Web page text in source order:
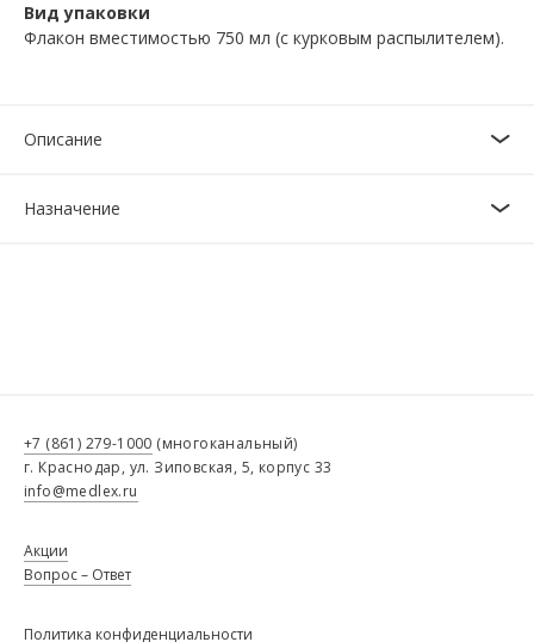
Вид упаковки
Флакон вместимостью 750 мл (с курковым распылителем).
Описание
Назначение
+7 (861) 279-1000 (многоканальный)
г. Краснодар, ул. Зиповская, 5, корпус 33
info@medlex.ru
Акции
Вопрос – Ответ
Политика конфиденциальности